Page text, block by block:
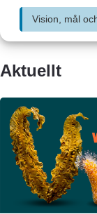
Vision, mål
Aktuellt